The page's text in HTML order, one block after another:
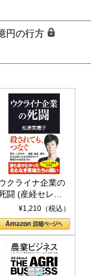
円の行方
クライナ企業の
闘 (産経セレク
ト S 039)¥1,210（税込）